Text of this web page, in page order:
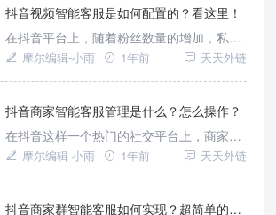
为企业高效运营的利器。而借助专业的第三
方工具——摩尔抖客，企业能够轻松解锁智
能回复的诸多优势，实现营销效率与客户满
意度的双重飞跃。
抖音视频智能客服是如何配置的？看这里！
在抖音平台上，随着粉丝数量的增加，私
信、评论和直播间弹幕的管理逐渐成为一项
——摩尔抖客来实现智能客服的配置。
摩尔编辑-小雨 1年前 天天外链
抖音商家智能客服管理是什么？怎么操作？
在抖音这样一个热门的社交平台上，商家们
越来越注重与用户之间的互动和沟通。为了
客】，我们可以实现抖音商家智能客服管理
摩尔编辑-小雨 1年前 天天外链
抖音商家群智能客服如何实现？超简单的方法来了！